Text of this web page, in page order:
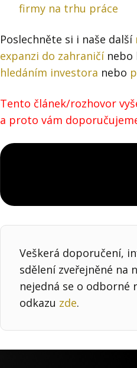
firmy na trhu práce
Poslechněte si i naše další
expanzi do zahraničínebo
hledáním investora nebo
Tento článek/rozhovor
a proto vám
Veškerá doporučení,
sdělení zveřejněné na
nejedná se o odborné
odkazu zde.